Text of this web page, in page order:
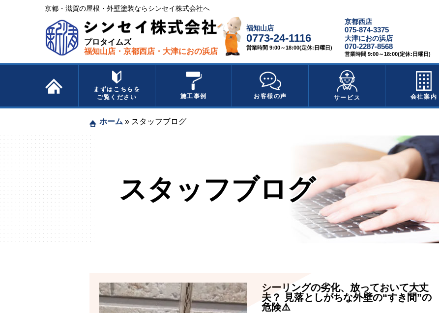
京都・滋賀の屋根・外壁塗装ならシンセイ株式会社へ​ ​
プロタイムズ
福知山店・京都西店・大津におの浜店
福知山店
0773-24-1116
営業時間 9:00～18:00(定休:日曜日)
京都西店
075-874-3375
大津におの浜店
070-2287-8568
営業時間 9:00～18:00(定休:日曜日)
まずはこちらを
ご覧ください
施工事例 お客様の声 サービス 会社案内
ホーム » スタッフブログ
スタッフブログ
シーリングの劣化、放っておいて大丈
夫？ 見落としがちな外壁の“すき間”の
危険⚠️